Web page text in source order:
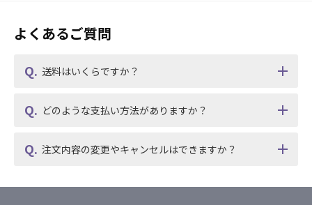
よくあるご質問
送料はいくらですか？
どのような支払い方法がありますか？
注文内容の変更やキャンセルはできますか？